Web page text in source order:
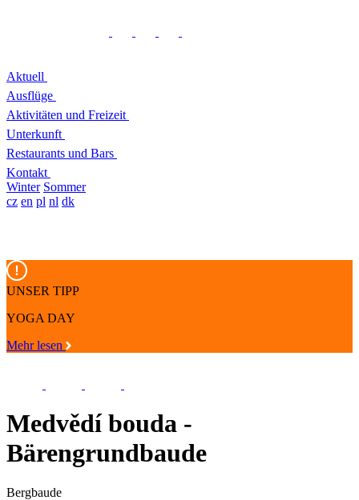
Aktuell
Ausflüge
Aktivitäten und Freizeit
Unterkunft
Restaurants und Bars
Kontakt
Winter Sommer
cz en pl nl dk
UNSER TIPP
YOGA DAY
Mehr lesen
Medvědí bouda -
Bärengrundbaude
Bergbaude